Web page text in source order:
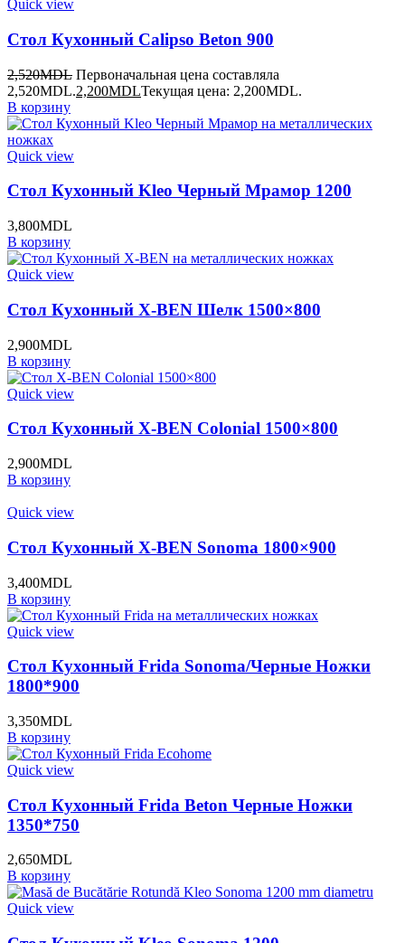
Quick view
Стол Кухонный Calipso Beton 900
2,520MDL Первоначальная цена составляла
2,520MDL.2,200MDLТекущая цена: 2,200MDL.
В корзину
Quick view
Стол Кухонный Kleo Черный Мрамор 1200
3,800MDL
В корзину
Quick view
Стол Кухонный X-BEN Шелк 1500×800
2,900MDL
В корзину
Quick view
Стол Кухонный X-BEN Colonial 1500×800
2,900MDL
В корзину
Quick view
Стол Кухонный X-BEN Sonoma 1800×900
3,400MDL
В корзину
Quick view
Стол Кухонный Frida Sonoma/Черные Ножки
1800*900
3,350MDL
В корзину
Quick view
Стол Кухонный Frida Beton Черные Ножки
1350*750
2,650MDL
В корзину
Quick view